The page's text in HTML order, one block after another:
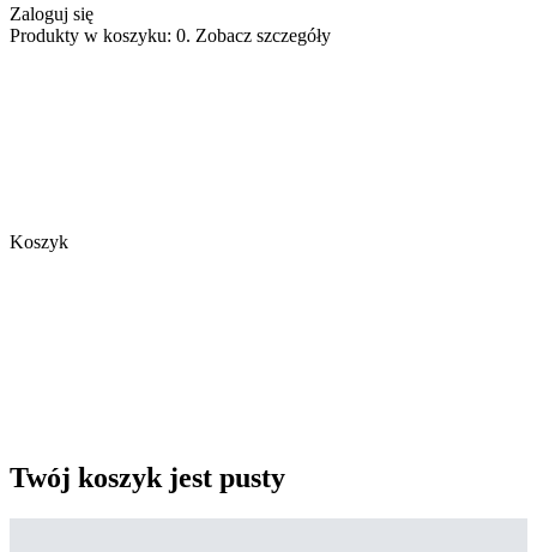
Zaloguj się
Produkty w koszyku: 0. Zobacz szczegóły
Koszyk
Twój koszyk jest pusty